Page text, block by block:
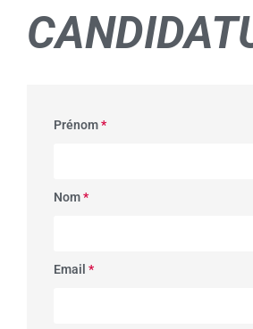
Prénom*
Nom*
Email *